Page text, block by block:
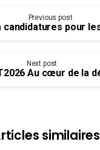
Previous post
Next post
similaires